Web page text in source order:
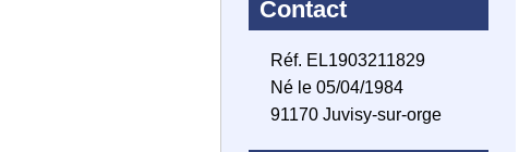
Contact
Réf. EL1903211829
Né le 05/04/1984
91170 Juvisy-sur-orge